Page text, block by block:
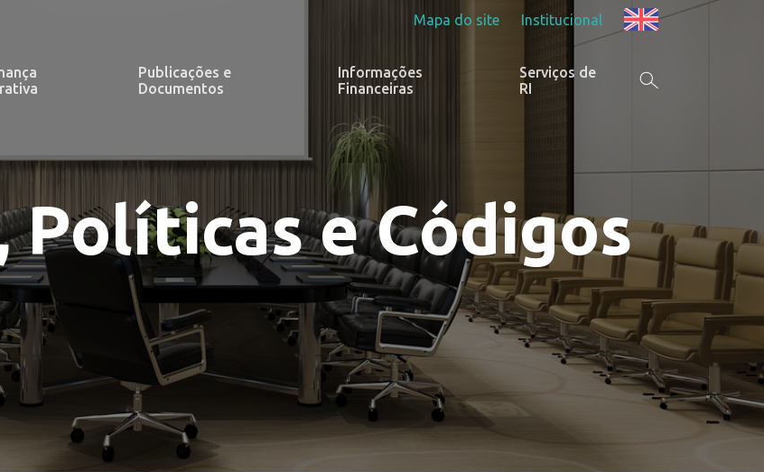
Mapa do site Institucional
Publicações e
Documentos
Informações
Financeiras
Serviços de
RI
e Códigos